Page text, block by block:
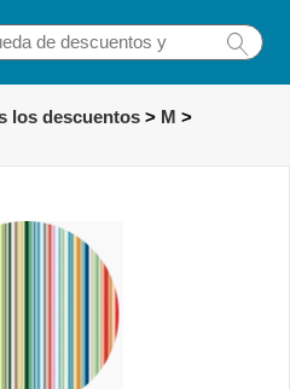
los descuentos > M >